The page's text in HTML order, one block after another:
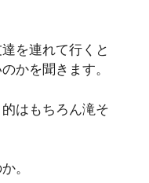
を連れて行くと
かを聞きます。
はもちろん滝そ
。